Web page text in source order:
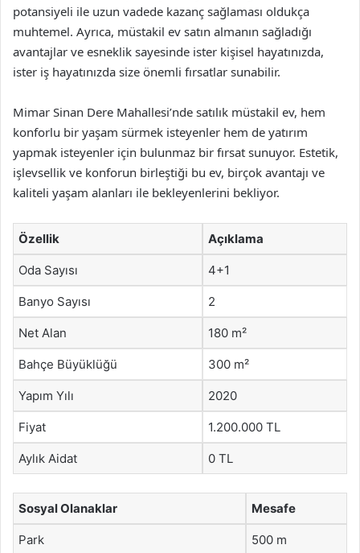
potansiyeli ile uzun vadede kazanç sağlaması oldukça
muhtemel. Ayrıca, müstakil ev satın almanın sağladığı
avantajlar ve esneklik sayesinde ister kişisel hayatınızda,
ister iş hayatınızda size önemli fırsatlar sunabilir.
Mimar Sinan Dere Mahallesi’nde satılık müstakil ev, hem
konforlu bir yaşam sürmek isteyenler hem de yatırım
yapmak isteyenler için bulunmaz bir fırsat sunuyor. Estetik,
işlevsellik ve konforun birleştiği bu ev, birçok avantajı ve
kaliteli yaşam alanları ile bekleyenlerini bekliyor.
Özellik Açıklama
Oda Sayısı 4+1
Banyo Sayısı 2
Net Alan 180 m²
Bahçe Büyüklüğü 300 m²
Yapım Yılı 2020
Fiyat 1.200.000 TL
Aylık Aidat 0 TL
Sosyal Olanaklar Mesafe
Park 500 m